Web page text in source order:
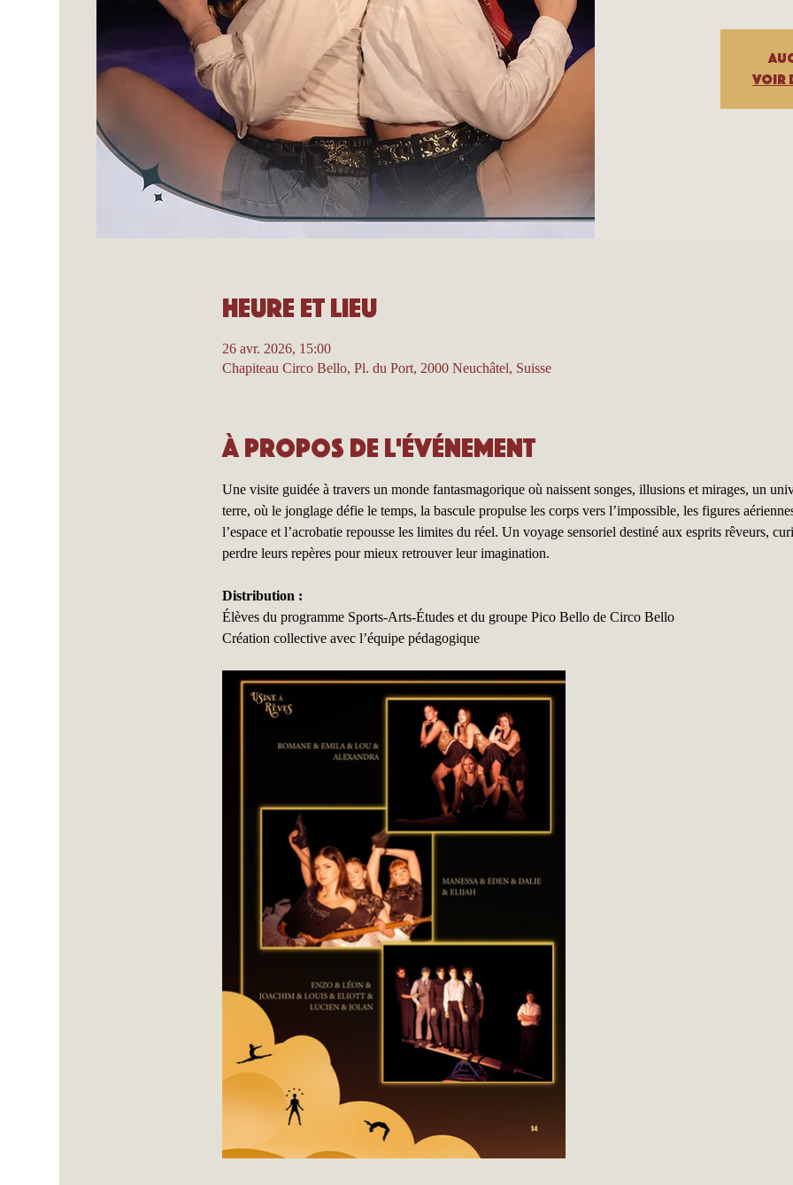
Voir
Heure et lieu
26 avr. 2026, 15:00
Chapiteau Circo Bello, Pl. du Port, 2000 Neuchâtel, Suisse
À propos de l'événement
Une visite guidée à travers un monde fantasmagorique où naissent songes, illusions et mirages, un
terre, où le jonglage défie le temps, la bascule propulse les corps vers l’impossible, les figures
l’espace et l’acrobatie repousse les limites du réel. Un voyage sensoriel destiné aux esprits rêveurs,
perdre leurs repères pour mieux retrouver leur imagination.
Distribution :
Élèves du programme Sports-Arts-Études et du groupe Pico Bello de Circo Bello
Création collective avec l’équipe pédagogique